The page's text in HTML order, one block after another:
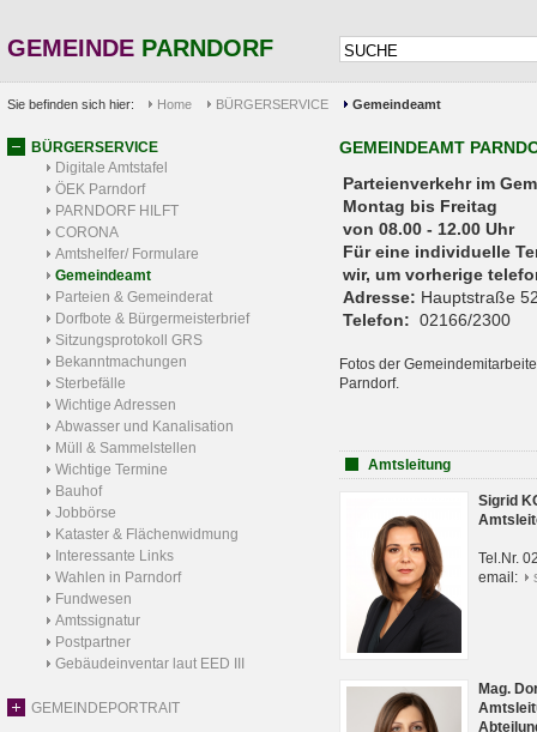
GEMEINDE PARNDORF
Sie befinden sich hier: Home BÜRGERSERVICE Gemeindeamt
BÜRGERSERVICE
Digitale Amtstafel
ÖEK Parndorf
PARNDORF HILFT
CORONA
Amtshelfer/ Formulare
Gemeindeamt
Parteien & Gemeinderat
Dorfbote & Bürgermeisterbrief
Sitzungsprotokoll GRS
Bekanntmachungen
Sterbefälle
Wichtige Adressen
Abwasser und Kanalisation
Müll & Sammelstellen
Wichtige Termine
Bauhof
Jobbörse
Kataster & Flächenwidmung
Interessante Links
Wahlen in Parndorf
Fundwesen
Amtssignatur
Postpartner
Gebäudeinventar laut EED III
GEMEINDEPORTRAIT
GEMEINDEAMT
Parteienverkehr
Montag bis Freitag
von 08.00 - 12.00 Uhr
Für eine individuelle
wir, um vorherige
Adresse: Hauptstraße
Telefon: 02166/2300
Fotos der
Parndorf.
Amtsleitung
Sigrid
Tel.Nr.
email:
Mag.